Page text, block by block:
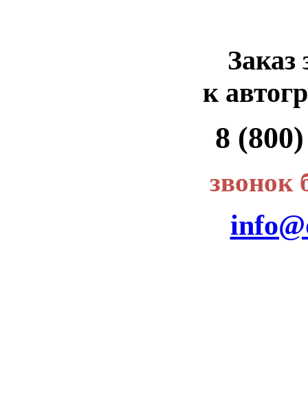
Заказ
к
8
звонок